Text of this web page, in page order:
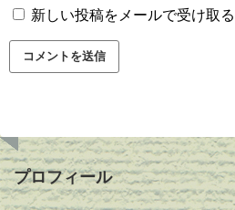
新しい投稿をメールで受け取る
プロフィール